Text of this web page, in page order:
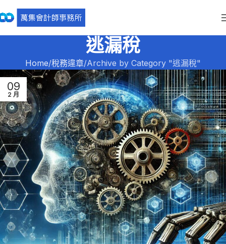
逃漏稅
Home 稅務違章 Archive by Category "逃漏稅"
09
2 月